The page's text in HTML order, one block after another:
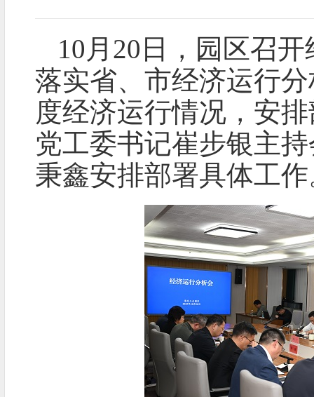
10月20日，园区召
落实省、市经济运行
度经济运行情况，安
党工委书记崔步银主
秉鑫安排部署具体工